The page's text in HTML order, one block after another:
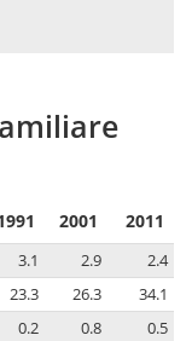
2001 2011
3.1 2.9
2.4
23.3 26.3
34.1
0.2 0.8 0.5